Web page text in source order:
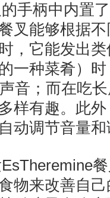
手柄中内置
叉能够根据
，它能发出
一种菜肴）
声音；而在吃
样有趣。此
动调节音量
物来改善自